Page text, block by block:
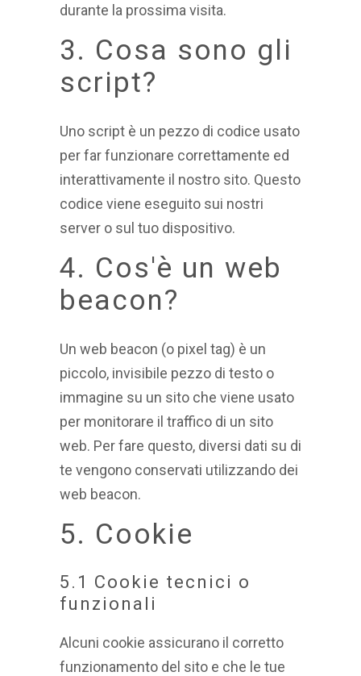
durante la prossima visita.
3. Cosa sono gli
script?
Uno script è un pezzo di codice usato
per far funzionare correttamente ed
interattivamente il nostro sito. Questo
codice viene eseguito sui nostri
server o sul tuo dispositivo.
4. Cos'è un web
beacon?
Un web beacon (o pixel tag) è un
piccolo, invisibile pezzo di testo o
immagine su un sito che viene usato
per monitorare il traffico di un sito
web. Per fare questo, diversi dati su di
te vengono conservati utilizzando dei
web beacon.
5. Cookie
5.1 Cookie tecnici o
funzionali
Alcuni cookie assicurano il corretto
funzionamento del sito e che le tue